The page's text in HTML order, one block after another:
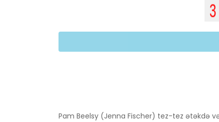
Pam Beelsy (Jenna Fischer) tez-tez ətəkdə